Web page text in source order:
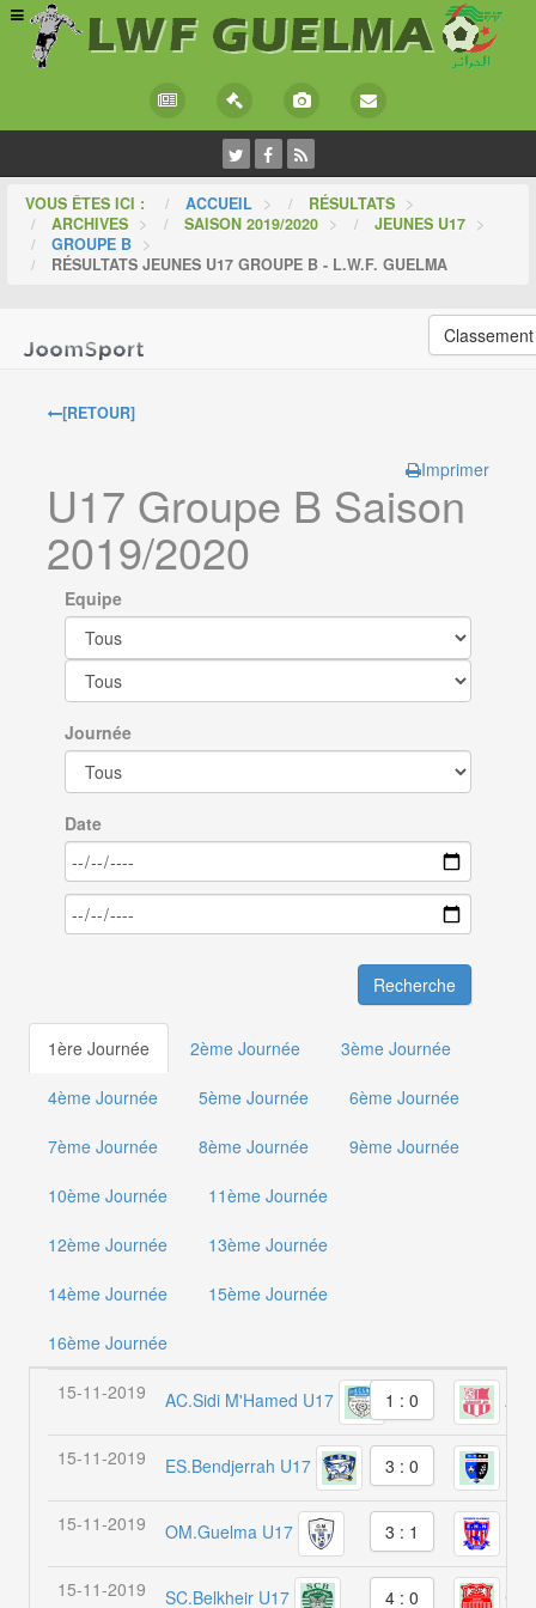
VOUS ÊTES ICI : ACCUEIL > RÉSULTATS >
ARCHIVES > SAISON 2019/2020 > JEUNES U17 >
GROUPE B >
RÉSULTATS JEUNES U17 GROUPE B - L.W.F. GUELMA
Classement
[RETOUR]
Imprimer
U17 Groupe B Saison
2019/2020
Equipe
Journée
Date
Recherche
1ère Journée 2ème Journée 3ème Journée
4ème Journée 5ème Journée 6ème Journée
7ème Journée 8ème Journée 9ème Journée
10ème Journée 11ème Journée
12ème Journée 13ème Journée
14ème Journée 15ème Journée
16ème Journée
15-11-2019 AC.Sidi M'Hamed U17 1 : 0
15-11-2019 ES.Bendjerrah U17 3 : 0
15-11-2019 OM.Guelma U17 3 : 1
15-11-2019 SC.Belkheir U17 4 : 0